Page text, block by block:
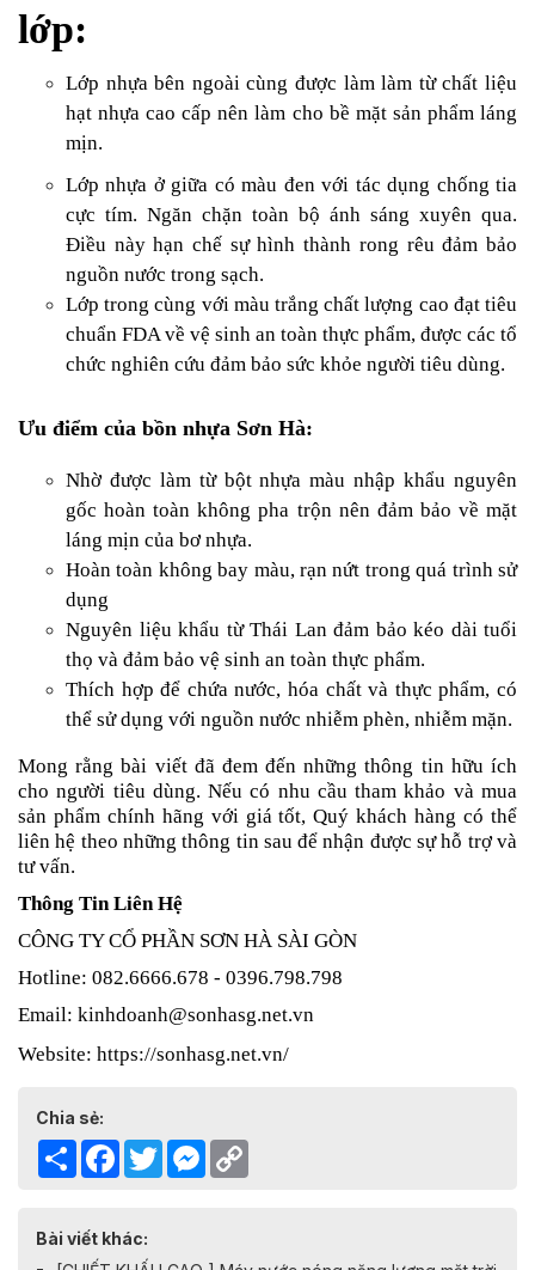
lớp:
Lớp nhựa bên ngoài cùng được làm làm từ chất liệu
hạt nhựa cao cấp nên làm cho bề mặt sản phẩm láng
mịn.
Lớp nhựa ở giữa có màu đen với tác dụng chống tia
cực tím. Ngăn chặn toàn bộ ánh sáng xuyên qua.
Điều này hạn chế sự hình thành rong rêu đảm bảo
nguồn nước trong sạch.
Lớp trong cùng với màu trắng chất lượng cao đạt tiêu
chuẩn FDA về vệ sinh an toàn thực phẩm, được các tổ
chức nghiên cứu đảm bảo sức khỏe người tiêu dùng.
Ưu điểm của bồn nhựa Sơn Hà:
Nhờ được làm từ bột nhựa màu nhập khẩu nguyên
gốc hoàn toàn không pha trộn nên đảm bảo về mặt
láng mịn của bơ nhựa.
Hoàn toàn không bay màu, rạn nứt trong quá trình sử
dụng
Nguyên liệu khẩu từ Thái Lan đảm bảo kéo dài tuổi
thọ và đảm bảo vệ sinh an toàn thực phẩm.
Thích hợp để chứa nước, hóa chất và thực phẩm, có
thể sử dụng với nguồn nước nhiễm phèn, nhiễm mặn.
Mong rằng bài viết đã đem đến những thông tin hữu ích
cho người tiêu dùng.Nếu có nhu cầu tham khảo và mua
sản phẩm chính hãng với giá tốt, Quý khách hàng có thể
liên hệ theo những thông tin sau để nhận được sự hỗ trợ và
tư vấn.
Thông Tin Liên Hệ
CÔNG TY CỔ PHẦN SƠN HÀ SÀI GÒN
Hotline: 082.6666.678 - 0396.798.798
Email: kinhdoanh@sonhasg.net.vn
Website: https://sonhasg.net.vn/
Chia sẻ:
Share Facebook
TwitterMessenger
Bài viết khác: